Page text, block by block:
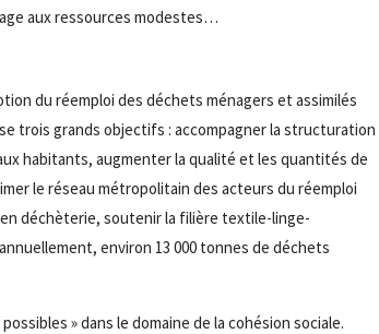
aux ressources modestes…
du réemploi des déchets ménagers et assimilés
trois grands objectifs : accompagner la structuration
habitants, augmenter la qualité et les quantités de
le réseau métropolitain des acteurs du réemploi
déchèterie, soutenir la filière textile-linge-
environ 13 000 tonnes de déchets
» dans le domaine de la cohésion sociale.